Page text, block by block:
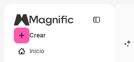
Crear
Inicio